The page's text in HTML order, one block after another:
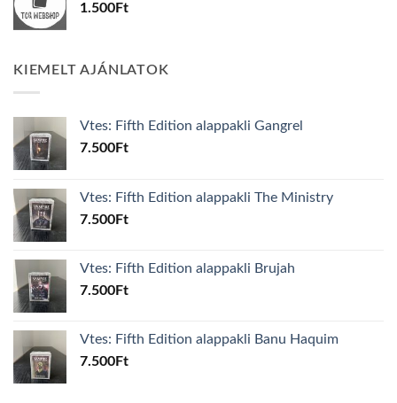
1.500Ft
KIEMELT AJÁNLATOK
Vtes: Fifth Edition alappakli Gangrel
7.500Ft
Vtes: Fifth Edition alappakli The Ministry
7.500Ft
Vtes: Fifth Edition alappakli Brujah
7.500Ft
Vtes: Fifth Edition alappakli Banu Haquim
7.500Ft